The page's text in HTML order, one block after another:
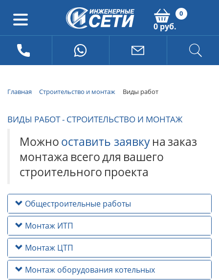
0
0 руб.
Главная Строительство и монтаж Виды работ
ВИДЫ РАБОТ - СТРОИТЕЛЬСТВО И МОНТАЖ
Можнооставить заявкуназаказ
монтажа всегодля вашего
строительного проекта
Общестроительные работы
Монтаж ИТП
Монтаж ЦТП
Монтаж оборудования котельных